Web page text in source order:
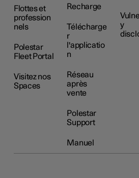
Flottes et
profession
nels
Polestar
Fleet Portal
Visitez nos
Spaces
Recharge
Télécharge
r
l'applicatio
n
Réseau
après
vente
Polestar
Support
Manuel
y